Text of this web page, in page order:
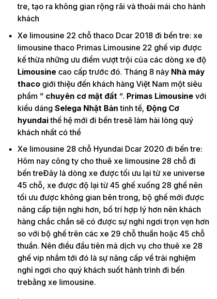
tre, tạo ra không gian rộng rãi và thoải mái cho hành
khách
Xe limousine 22 chỗ thaco Dcar 2018 đi bến tre: xe
limousine thaco Primas Limousine 22 ghế vip được
kế thừa những ưu điểm vượt trội của các dòng xe độ
Limousinecao cấp trước đó. Tháng 8 này Nhà máy
thacogiới thiệu đến khách hàng Việt Nam một siêu
phẩm ” chuyên cơ mặt đất “. Primas Limousinevới
kiểu dáng Selega Nhật Bản tinh tế, Động Cơ
hyundaithế hệ mới đi bến tresẽ làm hài lòng quý
khách nhất có thể
Xe limousine 28 chỗ Hyundai Dcar 2020 đi bến tre:
Hôm nay công ty cho thuê xe limousine 28 chỗ đi
bến treĐây là dòng xe được tối ưu lại từ xe universe
45 chỗ, xe được độ lại từ 45 ghế xuống 28 ghế nên
tối ưu được không gian bên trong, bộ ghế mới được
nâng cấp tiện nghi hơn, bố trí hợp lý hơn nên khách
hàng chắc chắn sẽ có được sự nghỉ ngơi trọn vẹn hơn
so với bộ ghế trên các xe 29 chỗ thuần hoặc 45 chỗ
thuần. Nên điều đầu tiên mà dịch vụ cho thuê xe 28
ghế vip nhắm tới đó là sự nâng cấp về trải nghiệm
nghỉ ngơi cho quý khách suốt hành trình đi bến
trebằng xe limousine.